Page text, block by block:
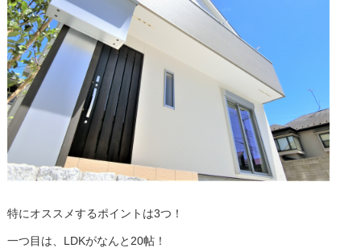
特にオススメするポイントは3つ！
一つ目は、LDKがなんと20帖！